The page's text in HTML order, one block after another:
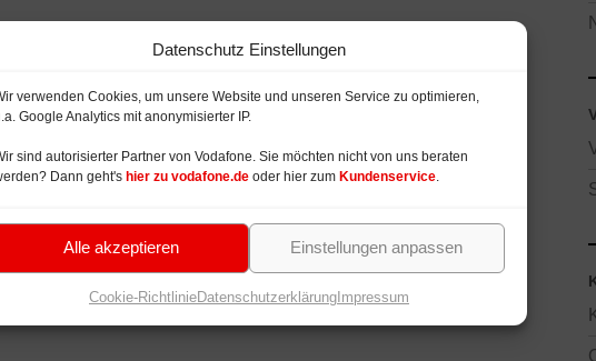
Datenschutz Einstellungen
verwenden Cookies, um unsere Website und unseren Service zu optimieren,
Google Analytics mit anonymisierter IP.
sind autorisierter Partner von Vodafone. Sie möchten nicht von uns beraten
Dann geht's hier zu vodafone.de oder hier zum Kundenservice
Alle akzeptieren Einstellungen anpassen
Cookie-RichtlinieDatenschutzerklärungImpressum